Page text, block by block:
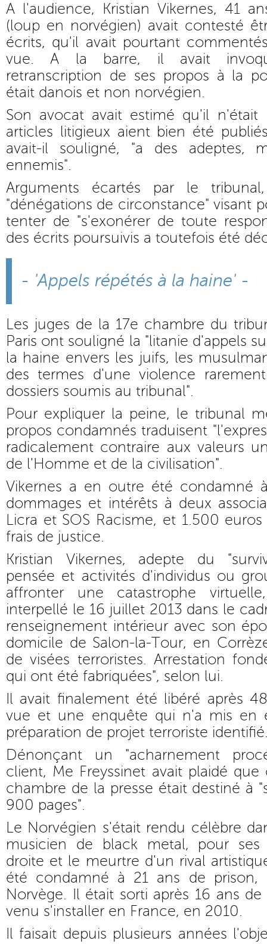
A l'audience, Kristian Vikernes, 41
(loup en norvégien) avait contesté
écrits, qu'il avait pourtant
vue. A la barre, il avait
retranscription de ses propos à la
était danois et non norvégien.
Son avocat avait estimé qu'il n'était
articles litigieux aient bien été
avait-il souligné, "a des adeptes,
ennemis".
Arguments écartés par le
"dénégations de circonstance" visant
tenter de "s'exonérer de toute
des écrits poursuivis a toutefois été
- 'Appels répétés à la haine' -
Les juges de la 17e chambre du
Paris ont souligné la "litanie d'appels
la haine envers les juifs, les
des termes d'une violence
dossiers soumis au tribunal".
Pour expliquer la peine, le tribunal
propos condamnés traduisent
radicalement contraire aux valeurs
de l'Homme et de la civilisation".
Vikernes a en outre été condamné
dommages et intérêts à deux
Licra et SOS Racisme, et 1.500
frais de justice.
Kristian Vikernes, adepte du
pensée et activités d'individus ou
affronter une catastrophe
interpellé le 16 juillet 2013 dans le
renseignement intérieur avec son
domicile de Salon-la-Tour, en
de visées terroristes. Arrestation
qui ont été fabriquées", selon lui.
Il avait finalement été libéré après
vue et une enquête qui n'a mis en
préparation de projet terroriste
Dénonçant un "acharnement
client, Me Freyssinet avait plaidé
chambre de la presse était destiné à
900 pages".
Le Norvégien s'était rendu célèbre
musicien de black metal, pour ses
droite et le meurtre d'un rival
été condamné à 21 ans de prison,
Norvège. Il était sorti après 16 ans
venu s'installer en France, en 2010.
Il faisait depuis plusieurs années